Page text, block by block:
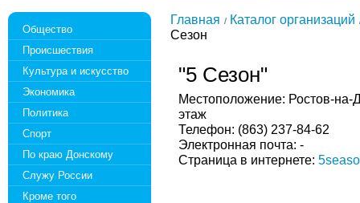
Общество
Происшествия
Культура и искусство
Экономика
Политика
Спорт
По краю Донскому
Служу России
Кроме того
Главная
Каталог организаций
Сезон
"5 Сезон"
Местоположение: Ростов-на-
этаж
Телефон: (863) 237-84-62
Электронная почта: -
Страница в интернете: